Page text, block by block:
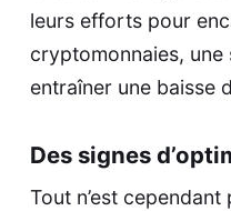
leurs efforts pour
cryptomonnaies,
entraîner une baisse
Des signes
Tout n’est cependant